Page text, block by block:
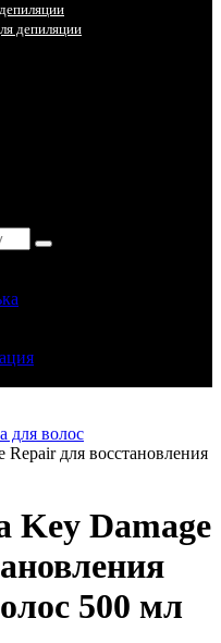
депиляции
для волос
для восстановления
Damage
500 мл